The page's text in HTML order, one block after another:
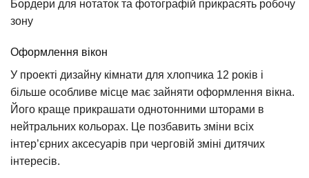
Бордери для нотаток та фотографій прикрасять робочу
зону
Оформлення вікон
У проекті дизайну кімнати для хлопчика 12 років і
більше особливе місце має зайняти оформлення вікна.
Його краще прикрашати однотонними шторами в
нейтральних кольорах. Це позбавить зміни всіх
інтер’єрних аксесуарів при черговій зміні дитячих
інтересів.